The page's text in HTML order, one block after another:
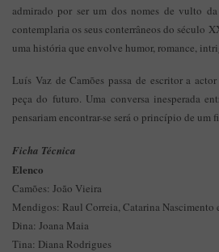
admirado por ser um dos nomes de vulto
contemplaria os seus conterrâneos do século
uma história que envolve humor, romance,
Luís Vaz de Camões passa de escritor a
peça do futuro. Uma conversa inesperada
pensariam encontrar-se será o princípio de um
Ficha Técnica
Elenco
Camões: João
Mendigos: Raul Correia, Catarina Nascimento
Dina: Joana Maia
Tina: Diana Rodrigues